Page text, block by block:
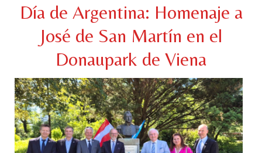
Día de Argentina: Homenaje a
José de San Martín en el
Donaupark de Viena